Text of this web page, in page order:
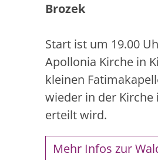
Brozek
Start ist um 19.00
Apollonia Kirche in
kleinen
wieder in der Kirche
erteilt wird.
Mehr Infos zur